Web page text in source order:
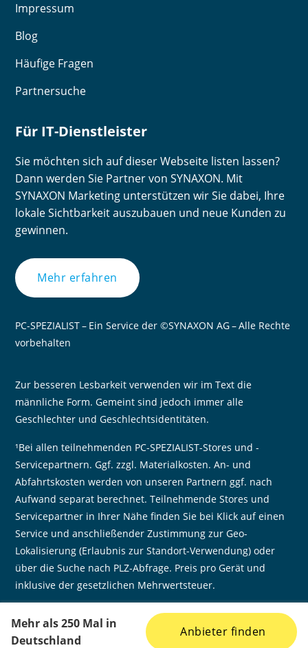
Mehr als250 Mal in
Deutschland
Anbieter finden
×
Impressum
Blog
Häufige Fragen
Partnersuche
Für IT-Dienstleister
Sie möchten sich auf dieser Webseite listen lassen?
Dann werden Sie Partner von SYNAXON. Mit
SYNAXON Marketing unterstützen wir Sie dabei, Ihre
lokale Sichtbarkeit auszubauen und neue Kunden zu
gewinnen.
Mehr erfahren
PC-SPEZIALIST – Ein Service der ©SYNAXON AG – Alle Rechte
vorbehalten
Zur besseren Lesbarkeit verwenden wir im Text die
männliche Form. Gemeint sind jedoch immer alle
Geschlechter und Geschlechtsidentitäten.
¹Bei allen teilnehmenden PC-SPEZIALIST-Stores und -
Servicepartnern. Ggf. zzgl. Materialkosten. An- und
Abfahrtskosten werden von unseren Partnern ggf. nach
Aufwand separat berechnet. Teilnehmende Stores und
Servicepartner in Ihrer Nähe finden Sie bei Klick auf einen
Service und anschließender Zustimmung zur Geo-
Lokalisierung (Erlaubnis zur Standort-Verwendung) oder
über die Suche nach PLZ-Abfrage. Preis pro Gerät und
inklusive der gesetzlichen Mehrwertsteuer.